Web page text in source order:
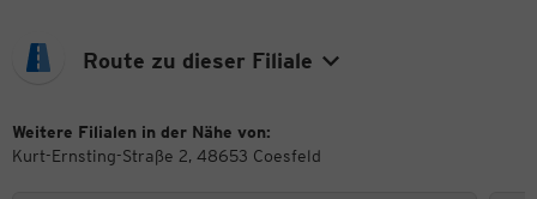
Route zu dieser Filiale
Weitere Filialen in der Nähe von:
Kurt-Ernsting-Straße 2, 48653 Coesfeld